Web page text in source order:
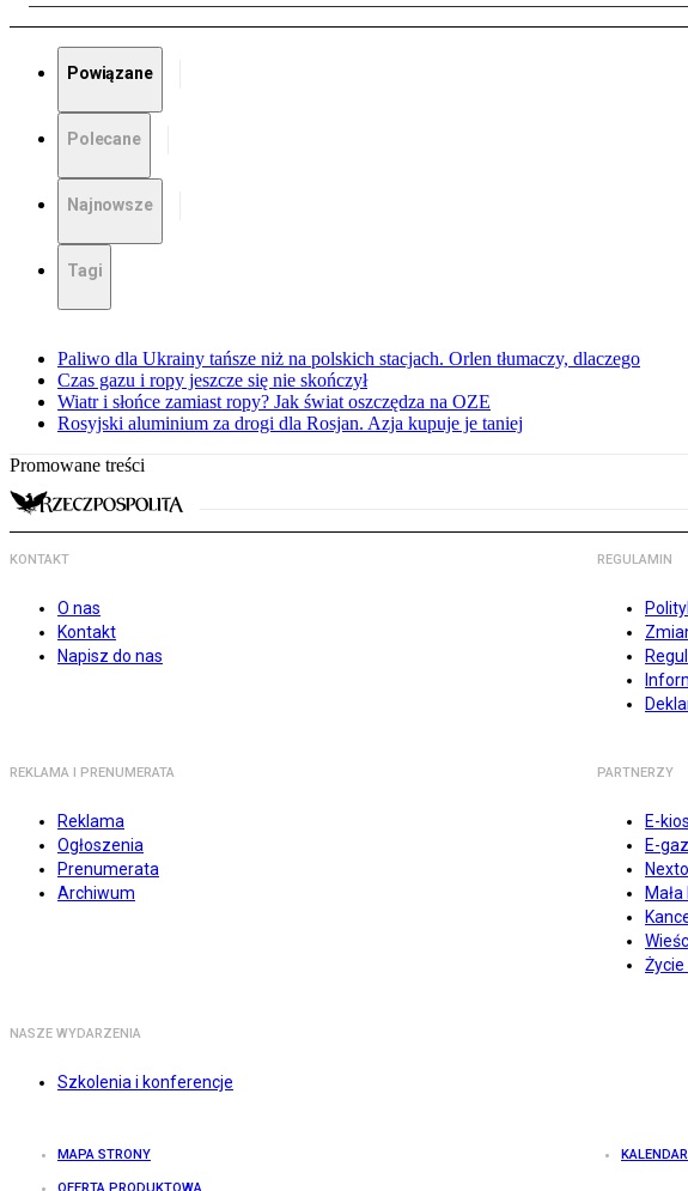
Powiązane
Polecane
Najnowsze
Tagi
Paliwo dla Ukrainy tańsze niż na polskich stacjach. Orlen tłumaczy, dlaczego
Czas gazu i ropy jeszcze się nie skończył
Wiatr i słońce zamiast ropy? Jak świat oszczędza na OZE
Rosyjski aluminium za drogi dla Rosjan. Azja kupuje je taniej
Promowane treści
KONTAKT
O nas
Kontakt
Napisz do nas
REGULAMIN
REKLAMA I PRENUMERATA
Reklama
Ogłoszenia
Prenumerata
Archiwum
PARTNERZY
E-
E-
NASZE WYDARZENIA
Szkolenia i konferencje
MAPA STRONY